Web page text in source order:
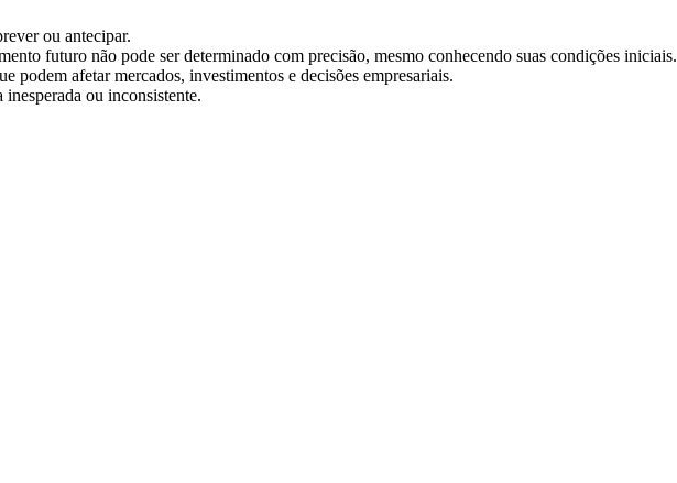
ou antecipar.
futuro não pode ser determinado com precisão, mesmo conhecendo suas condições iniciais.
podem afetar mercados, investimentos e decisões empresariais.
ou inconsistente.